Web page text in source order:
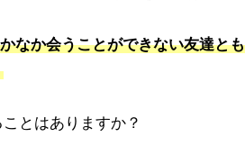
なか会うことができない友達と
とはありますか？